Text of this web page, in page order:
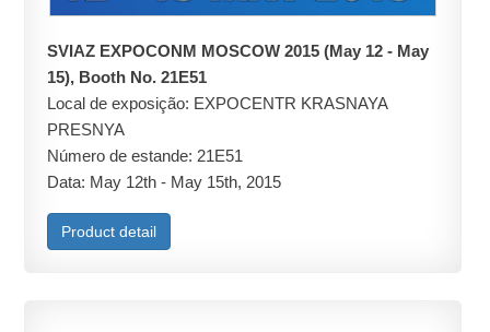
SVIAZ EXPOCONM MOSCOW 2015 (May 12 - May
15), Booth No. 21E51
Local de exposição: EXPOCENTR KRASNAYA
PRESNYA
Número de estande: 21E51
Data: May 12th - May 15th, 2015
Product detail